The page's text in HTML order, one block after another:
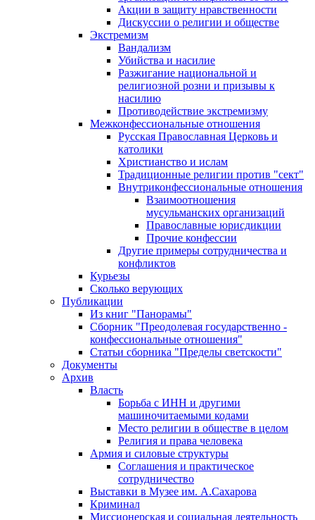
Акции в защиту нравственности
Дискуссии о религии и обществе
Экстремизм
Вандализм
Убийства и насилие
Разжигание национальной и
религиозной розни и призывы к
насилию
Противодействие экстремизму
Межконфессиональные отношения
Русская Православная Церковь и
католики
Христианство и ислам
Традиционные религии против "сект"
Внутриконфессиональные отношения
Взаимоотношения
мусульманских организаций
Православные юрисдикции
Прочие конфессии
Другие примеры сотрудничества и
конфликтов
Курьезы
Сколько верующих
Публикации
Из книг "Панорамы"
Сборник "Преодолевая государственно -
конфессиональные отношения"
Статьи сборника "Пределы светскости"
Документы
Архив
Власть
Борьба с ИНН и другими
машиночитаемыми кодами
Место религии в обществе в целом
Религия и права человека
Армия и силовые структуры
Соглашения и практическое
сотрудничество
Выставки в Музее им. А.Сахарова
Криминал
Миссионерская и социальная деятельность